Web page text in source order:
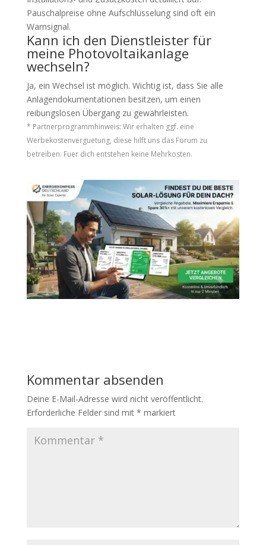
Pauschalpreise ohne Aufschlüsselung sind oft ein
Warnsignal.
Kann ich den Dienstleister für
meine Photovoltaikanlage
wechseln?
Ja, ein Wechsel ist möglich. Wichtig ist, dass Sie alle
Anlagendokumentationen besitzen, um einen
reibungslosen Übergang zu gewährleisten.
* Partnerprogrammhinweis: Wir erhalten ggf. eine
Werbekostenverguetung, diese hilft uns das Forum zu
betreiben. Fuer dich entstehen keine Mehrkosten.
Kommentar absenden
Deine E-Mail-Adresse wird nicht veröffentlicht.
Erforderliche Felder sind mit * markiert